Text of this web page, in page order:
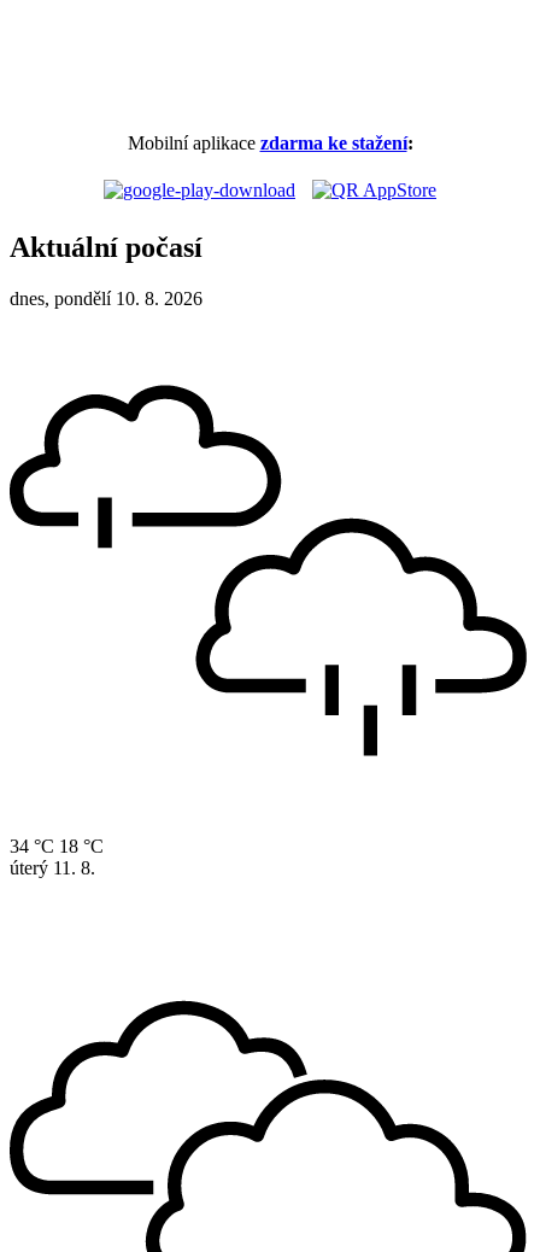
Mobilní aplikace zdarma ke stažení:
Aktuální počasí
dnes, pondělí 10. 8. 2026
34 °C 18 °C
úterý 11. 8.